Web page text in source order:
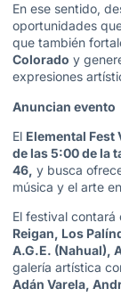
En ese sentido,
oportunidades
que también
Colorado y
expresiones
Anuncian evento
El Elemental Fest
de las 5:00 de la
46, y busca
música y el arte
El festival
Reigan, Los
A.G.E. (Nahual),
galería artística
Adán Varela,